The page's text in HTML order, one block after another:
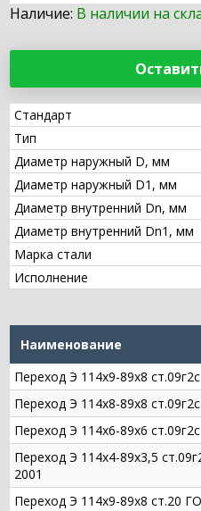
Наличие: В наличии на
Стандарт
Тип
Диаметр наружный D, мм
Диаметр наружный D1, мм
Диаметр внутренний Dn, мм
Диаметр внутренний Dn1, мм
Марка стали
Исполнение
Наименование
Переход Э 114х9-89х8
Переход Э 114х8-89х8
Переход Э 114х6-89х6
Переход Э 114х4-89х3,5
2001
Переход Э 114х9-89х8 ст.20